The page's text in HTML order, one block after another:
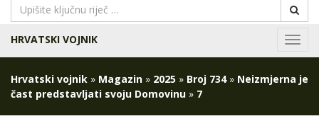
HRVATSKI VOJNIK
Hrvatski vojnik » Magazin » 2025 » Broj 734» Neizmjerna je
čast predstavljati svoju Domovinu » 7